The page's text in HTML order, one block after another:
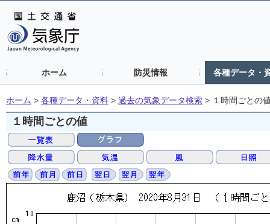
ホーム 防災情報 各種データ・
ホーム > 各種データ・資料 > 過去の気象データ検索 > １時間ごとの
１時間ごとの値